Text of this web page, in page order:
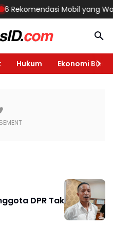
Rekomendasi Mobil yang
Hukum Ekonomi Bisnis
DPR Tak